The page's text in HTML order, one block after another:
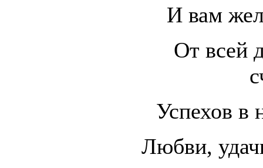
И вам
От всей
Успехов в
Любви,